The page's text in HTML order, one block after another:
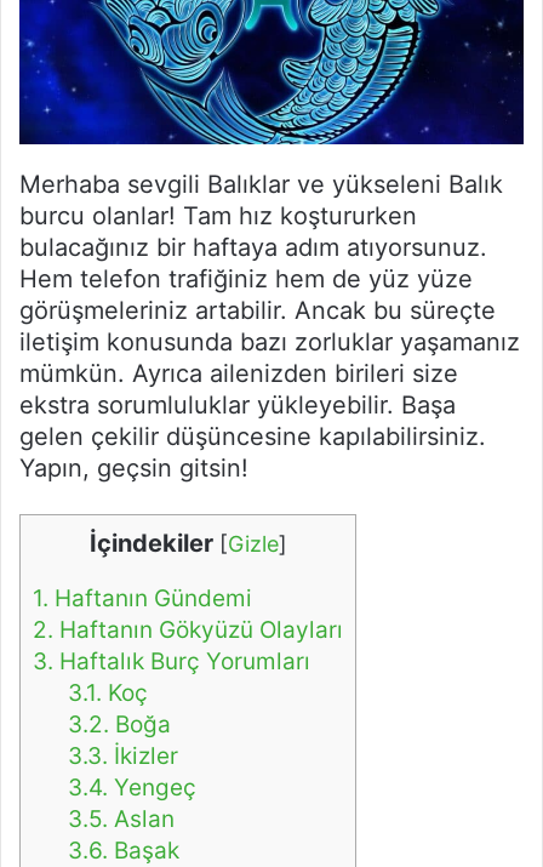
Merhaba sevgili Balıklar ve yükseleni Balık
burcu olanlar! Tam hız koştururken
bulacağınız bir haftaya adım atıyorsunuz.
Hem telefon trafiğiniz hem de yüz yüze
görüşmeleriniz artabilir. Ancak bu süreçte
iletişim konusunda bazı zorluklar yaşamanız
mümkün. Ayrıca ailenizden birileri size
ekstra sorumluluklar yükleyebilir. Başa
gelen çekilir düşüncesine kapılabilirsiniz.
Yapın, geçsin gitsin!
İçindekiler [Gizle]
1. Haftanın Gündemi
2. Haftanın Gökyüzü Olayları
3. Haftalık Burç Yorumları
3.1. Koç
3.2. Boğa
3.3. İkizler
3.4. Yengeç
3.5. Aslan
3.6. Başak